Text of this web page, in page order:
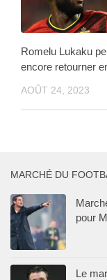
Romelu Lukaku
encore retourner
AOÛT 24, 2023
MARCHÉ DU
pour
Le